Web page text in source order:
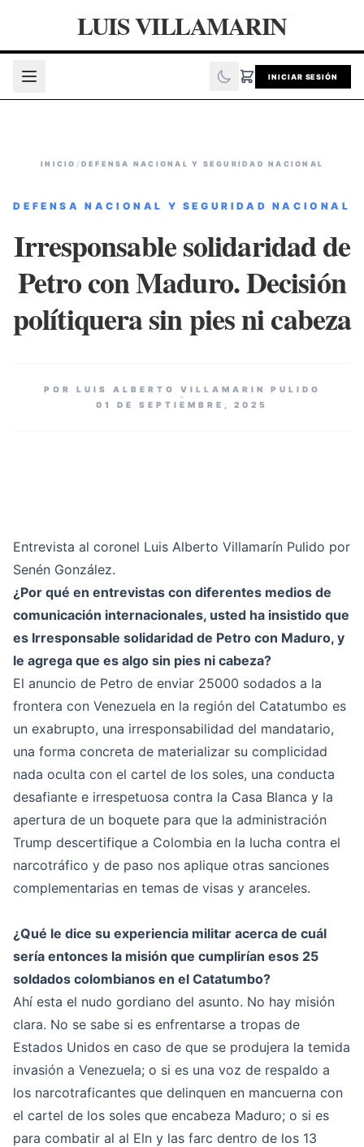
LUIS VILLAMARIN
INICIAR SESIÓN
INICIO / DEFENSA NACIONAL Y SEGURIDAD NACIONAL
DEFENSA NACIONAL Y SEGURIDAD NACIONAL
Irresponsable solidaridad de
Petro con Maduro. Decisión
polítiquera sin pies ni cabeza
POR LUIS ALBERTO VILLAMARIN PULIDO
01 DE SEPTIEMBRE, 2025
Entrevista al coronel Luis Alberto Villamarín Pulido por
Senén González.
¿Por qué en entrevistas con diferentes medios de
comunicación internacionales, usted ha insistido que
es Irresponsable solidaridad de Petro con Maduro, y
le agrega que es algo sin pies ni cabeza?
El anuncio de Petro de enviar 25000 sodados a la
frontera con Venezuela en la región del Catatumbo es
un exabrupto, una irresponsabilidad del mandatario,
una forma concreta de materializar su complicidad
nada oculta con el cartel de los soles, una conducta
desafiante e irrespetuosa contra la Casa Blanca y la
apertura de un boquete para que la administración
Trump descertifique a Colombia en la lucha contra el
narcotráfico y de paso nos aplique otras sanciones
complementarias en temas de visas y aranceles.
¿Qué le dice su experiencia militar acerca de cuál
sería entonces la misión que cumplirían esos 25
soldados colombianos en el Catatumbo?
Ahí esta el nudo gordiano del asunto. No hay misión
clara. No se sabe si es enfrentarse a tropas de
Estados Unidos en caso de que se produjera la temida
invasión a Venezuela; o si es una voz de respaldo a
los narcotraficantes que delinquen en mancuerna con
el cartel de los soles que encabeza Maduro; o si es
para combatir al al Eln y las farc dentro de los 13